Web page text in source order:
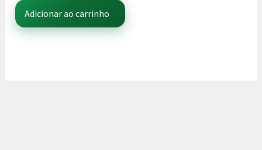
Adicionar ao carrinho